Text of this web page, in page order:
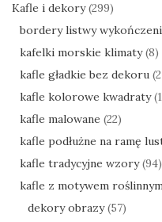
Kafle i dekory (299)
bordery listwy
kafelki morskie klimaty (8)
kafle gładkie bez dekoru
kafle kolorowe kwadraty
kafle malowane (22)
kafle podłużne na ramę
kafle tradycyjne wzory (94)
kafle z motywem
dekory obrazy (57)